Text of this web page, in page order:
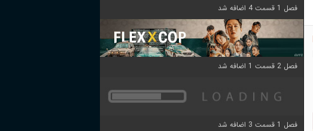
فصل 1 قسمت 4 اضافه شد
فصل 2 قسمت 1 اضافه شد
فصل 1 قسمت 3 اضافه شد